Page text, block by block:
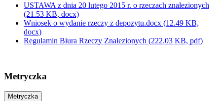
USTAWA z dnia 20 lutego 2015 r. o rzeczach znalezionych
(21.53 KB, docx)
Wniosek o wydanie rzeczy z depozytu.docx (12.49 KB,
docx)
Regulamin Biura Rzeczy Znalezionych (222.03 KB, pdf)
Metryczka
Metryczka